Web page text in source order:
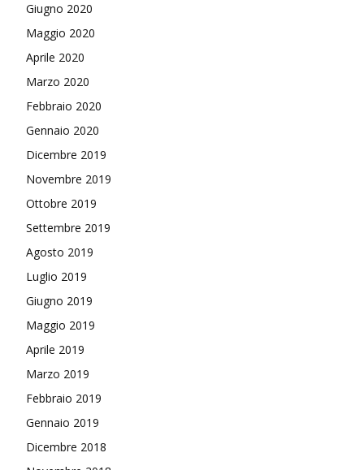
Giugno 2020
Maggio 2020
Aprile 2020
Marzo 2020
Febbraio 2020
Gennaio 2020
Dicembre 2019
Novembre 2019
Ottobre 2019
Settembre 2019
Agosto 2019
Luglio 2019
Giugno 2019
Maggio 2019
Aprile 2019
Marzo 2019
Febbraio 2019
Gennaio 2019
Dicembre 2018